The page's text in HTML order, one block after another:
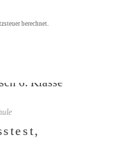
berechnet.